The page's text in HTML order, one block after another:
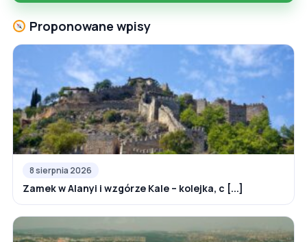
Proponowane wpisy
8 sierpnia 2026
Zamek w Alanyi i wzgórze Kale – kolejka, c [...]